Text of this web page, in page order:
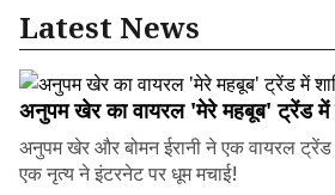
Latest News
अनुपम खेर का वायरल 'मेरे महबूब' ट्रेंड में
अनुपम खेर और बोमन ईरानी ने एक वायरल
एक नृत्य ने इंटरनेट पर धूम मचाई!